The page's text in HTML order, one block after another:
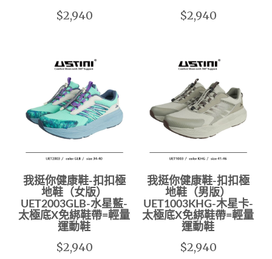
$2,940 $2,940
我挺你健康鞋-扣扣極
地鞋（女版）
UET2003GLB-水星藍-
太極底X免綁鞋帶=輕量
運動鞋
$2,940
我挺你健康鞋-扣扣極
地鞋（男版）
UET1003KHG-木星卡-
太極底X免綁鞋帶=輕量
運動鞋
$2,940